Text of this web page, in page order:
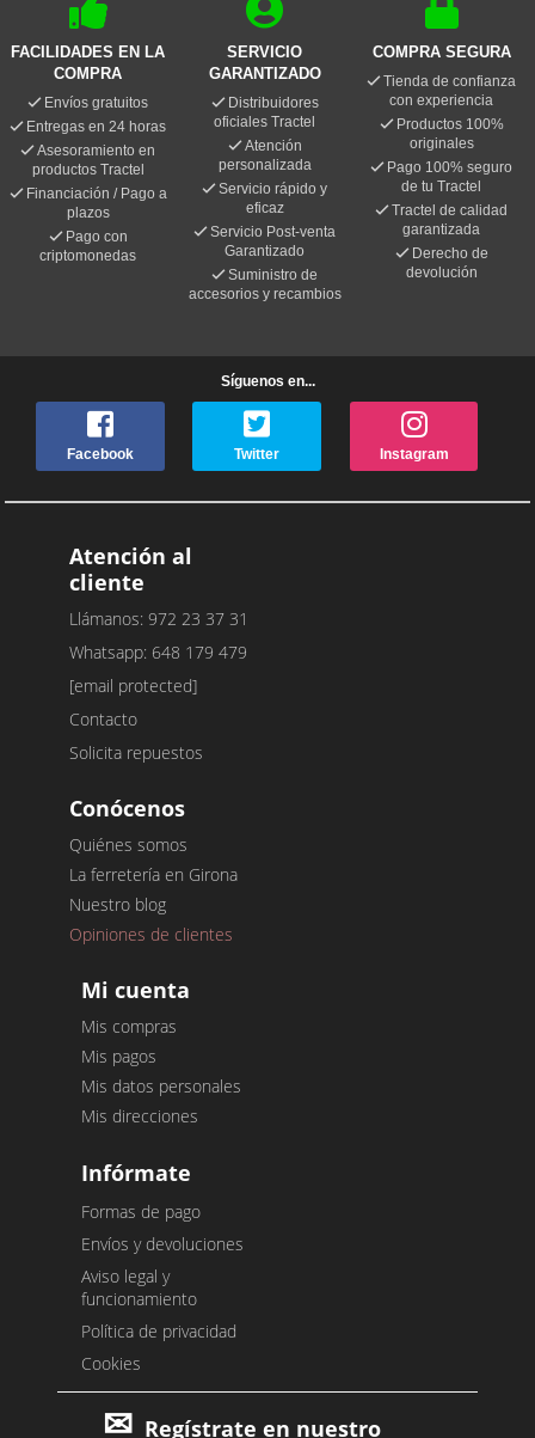
FACILIDADES EN LA
COMPRA
Envíos gratuitos
Entregas en 24 horas
Asesoramiento en
productos Tractel
Financiación / Pago a
plazos
Pago con
criptomonedas
SERVICIO
GARANTIZADO
Distribuidores
oficiales Tractel
Atención
personalizada
Servicio rápido y
eficaz
Servicio Post-venta
Garantizado
Suministro de
accesorios y recambios
COMPRA SEGURA
Tienda de confianza
con experiencia
Productos 100%
originales
Pago 100% seguro
de tu Tractel
Tractel de calidad
garantizada
Derecho de
devolución
Síguenos en...
Facebook Twitter Instagram
Atención al
cliente
Llámanos: 972 23 37 31
Whatsapp: 648 179 479
[email protected]
Contacto
Solicita repuestos
Conócenos
Quiénes somos
La ferretería en Girona
Nuestro blog
Opiniones de clientes
Mi cuenta
Mis compras
Mis pagos
Mis datos personales
Mis direcciones
Infórmate
Formas de pago
Envíos y devoluciones
Aviso legal y
funcionamiento
Política de privacidad
Cookies
Regístrate en nuestro